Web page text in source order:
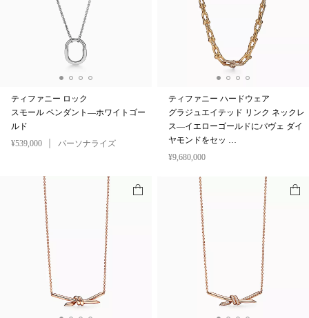
ティファニー ロック
スモール ペンダント—ホワイトゴー
ルド
¥539,000
パーソナライズ
ティファニー ハードウェア
グラジュエイテッド リンク ネックレ
ス—イエローゴールドにパヴェ ダイ
ヤモンドをセッ …
¥9,680,000